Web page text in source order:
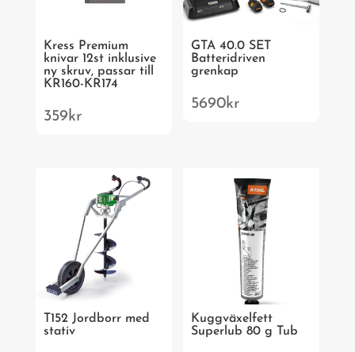
Kress Premium
knivar 12st inklusive
ny skruv, passar till
KR160-KR174
359kr
GTA 40.0 SET
Batteridriven
grenkap
5690kr
T152 Jordborr med
stativ
Kuggväxelfett
Superlub 80 g Tub